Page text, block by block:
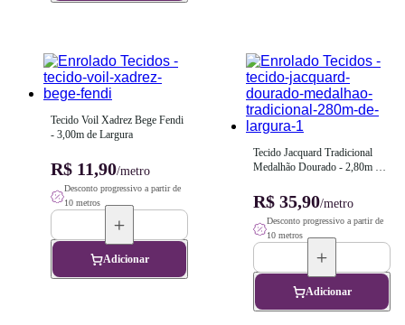
Tecido Voil Xadrez Bege Fendi
- 3,00m de Largura
R$ 11,90/metro
Desconto progressivo a partir de
10 metros
Adicionar
Tecido Jacquard Tradicional
Medalhão Dourado - 2,80m de
R$ 35,90/metro
Desconto progressivo a partir de
10 metros
Adicionar